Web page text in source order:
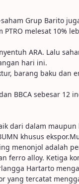
Grup Barito
melesat 10%
ARA. Lalu
hari ini.
barang baku dan
BBCA sebesar 12
dari dalam
khusus
menonjol adalah
ferro alloy. Ketiga
Hartarto
yang tercatat